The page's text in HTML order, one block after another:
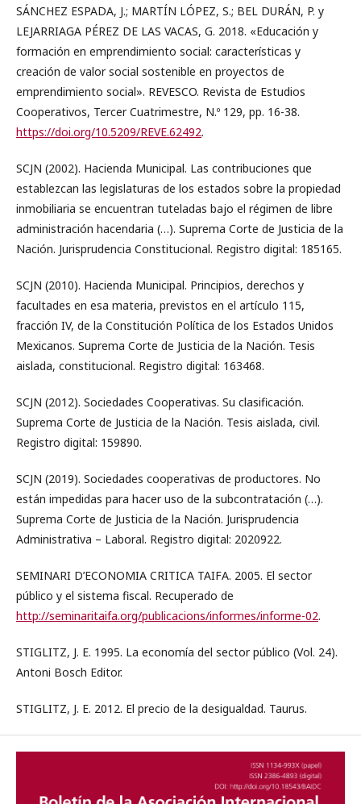
SÁNCHEZ ESPADA, J.; MARTÍN LÓPEZ, S.; BEL DURÁN, P. y
LEJARRIAGA PÉREZ DE LAS VACAS, G. 2018. «Educación y
formación en emprendimiento social: características y
creación de valor social sostenible en proyectos de
emprendimiento social». REVESCO. Revista de Estudios
Cooperativos, Tercer Cuatrimestre, N.º 129, pp. 16-38.
https://doi.org/10.5209/REVE.62492.
SCJN (2002). Hacienda Municipal. Las contribuciones que
establezcan las legislaturas de los estados sobre la propiedad
inmobiliaria se encuentran tuteladas bajo el régimen de libre
administración hacendaria (…). Suprema Corte de Justicia de la
Nación. Jurisprudencia Constitucional. Registro digital: 185165.
SCJN (2010). Hacienda Municipal. Principios, derechos y
facultades en esa materia, previstos en el artículo 115,
fracción IV, de la Constitución Política de los Estados Unidos
Mexicanos. Suprema Corte de Justicia de la Nación. Tesis
aislada, constitucional. Registro digital: 163468.
SCJN (2012). Sociedades Cooperativas. Su clasificación.
Suprema Corte de Justicia de la Nación. Tesis aislada, civil.
Registro digital: 159890.
SCJN (2019). Sociedades cooperativas de productores. No
están impedidas para hacer uso de la subcontratación (…).
Suprema Corte de Justicia de la Nación. Jurisprudencia
Administrativa – Laboral. Registro digital: 2020922.
SEMINARI D’ECONOMIA CRITICA TAIFA. 2005. El sector
público y el sistema fiscal. Recuperado de
http://seminaritaifa.org/publicacions/informes/informe-02.
STIGLITZ, J. E. 1995. La economía del sector público (Vol. 24).
Antoni Bosch Editor.
STIGLITZ, J. E. 2012. El precio de la desigualdad. Taurus.